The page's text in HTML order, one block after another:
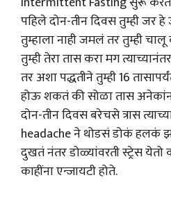
पहिले दोन-तीन दिवस तुम्ही जर
तुम्हाला नाही जमलं तर तुम्ही
तुम्ही तेरा तास करा मग
तर अशा पद्धतीने तुम्ही 16
होऊ शकतं की सोळा तास
दोन-तीन दिवस बरेचसे त्रास
headache ने थोडसं डोकं हलकं
दुखतं नंतर डोळ्यांवरती स्ट्रेस येतो
काहींना एन्जायटी होते.